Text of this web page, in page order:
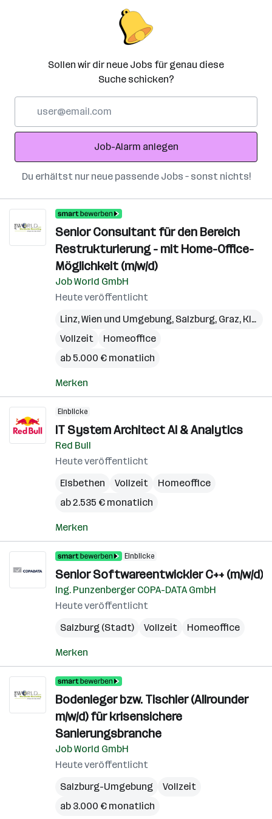
Sollen wir dir neue Jobs für genau diese
Suche schicken?
Adresse
Job-Alarm anlegen
Du erhältst nur neue passende Jobs – sonst nichts!
Senior Consultant für den Bereich
Restrukturierung - mit Home-Office-
Möglichkeit (m/w/d)
Job World GmbH
Heute veröffentlicht
Linz,Wien und Umgebung, Salzburg, Graz, Klagenfurt
Vollzeit
Homeoffice
ab 5.000 € monatlich
Merken
Einblicke
IT System Architect AI & Analytics
Red Bull
Heute veröffentlicht
Elsbethen
Vollzeit
Homeoffice
ab 2.535 € monatlich
Merken
Einblicke
Senior Softwareentwickler C++ (m/w/d)
Ing. Punzenberger COPA-DATA GmbH
Heute veröffentlicht
Salzburg (Stadt)
Vollzeit Homeoffice
Merken
Bodenleger bzw. Tischler (Allrounder
m/w/d) für krisensichere
Sanierungsbranche
Job World GmbH
Heute veröffentlicht
Salzburg-Umgebung
Vollzeit
ab 3.000 € monatlich